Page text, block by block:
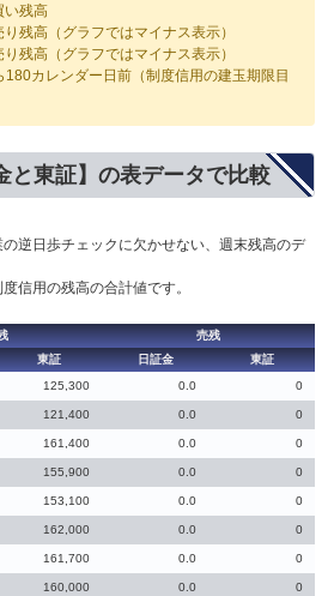
い残高
り残高（グラフではマイナス表示）
り残高（グラフではマイナス表示）
180カレンダー日前（制度信用の建玉期限目
と東証】の表データで比較
の逆日歩チェックに欠かせない、週末残高のデ
信用の残高の合計値です。
売残
東証 日証金
東証
125,300 0.0 0
121,400 0.0 0
161,400 0.0 0
155,900 0.0 0
153,100 0.0 0
162,000 0.0 0
161,700 0.0 0
160,000 0.0 0